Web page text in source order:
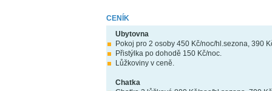
CENÍK
Ubytovna
Pokoj pro 2 osoby 450 Kč/noc/hl.sezona, 390
Přistýlka po dohodě 150 Kč/noc.
Lůžkoviny v ceně.
Chatka